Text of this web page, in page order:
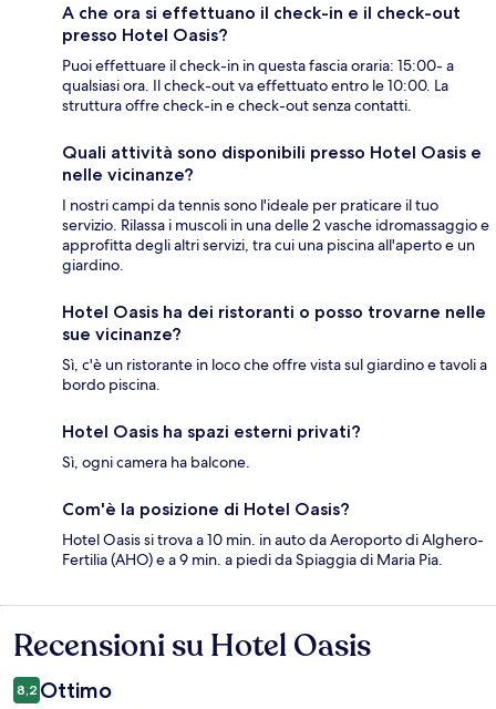
A che ora si effettuano il check-in e il check-out
presso Hotel Oasis?
Puoi effettuare il check-in in questa fascia oraria: 15:00- a
qualsiasi ora. Il check-out va effettuato entro le 10:00. La
struttura offre check-in e check-out senza contatti.
Quali attività sono disponibili presso Hotel Oasis e
nelle vicinanze?
I nostri campi da tennis sono l'ideale per praticare il tuo
servizio. Rilassa i muscoli in una delle 2 vasche idromassaggio e
approfitta degli altri servizi, tra cui una piscina all'aperto e un
giardino.
Hotel Oasis ha dei ristoranti o posso trovarne nelle
sue vicinanze?
Sì, c'è un ristorante in loco che offre vista sul giardino e tavoli a
bordo piscina.
Hotel Oasis ha spazi esterni privati?
Sì, ogni camera ha balcone.
Com'è la posizione di Hotel Oasis?
Hotel Oasis si trova a 10 min. in auto da Aeroporto di Alghero-
Fertilia (AHO) e a 9 min. a piedi da Spiaggia di Maria Pia.
Recensioni
Recensioni su Hotel Oasis
8,2 Ottimo